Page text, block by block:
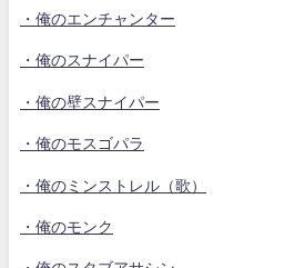
・俺のエンチャンター
・俺のスナイパー
・俺の壁スナイパー
・俺のモスゴパラ
・俺のミンストレル（歌）
・俺のモンク